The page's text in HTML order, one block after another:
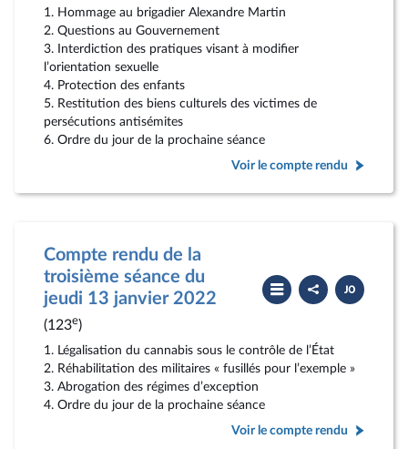
1. Hommage au brigadier Alexandre Martin
2. Questions au Gouvernement
3. Interdiction des pratiques visant à modifier
l’orientation sexuelle
4. Protection des enfants
5. Restitution des biens culturels des victimes de
persécutions antisémites
6. Ordre du jour de la prochaine séance
Voir le compte rendu
Compte rendu de la
troisième séance du
jeudi 13 janvier 2022
(123e)
Partager
le
compte
Télécharger
le
PDF
1. Légalisation du cannabis sous le contrôle de l’État
2. Réhabilitation des militaires « fusillés pour l’exemple »
3. Abrogation des régimes d’exception
4. Ordre du jour de la prochaine séance
Voir le compte rendu